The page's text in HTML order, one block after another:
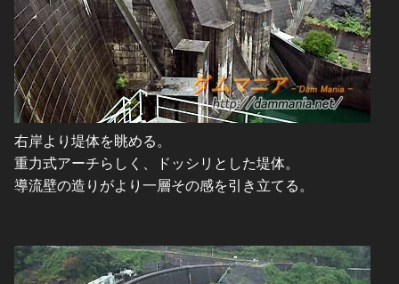
右岸より堤体を眺める。
重力式アーチらしく、ドッシリとした堤体。
導流壁の造りがより一層その感を引き立てる。